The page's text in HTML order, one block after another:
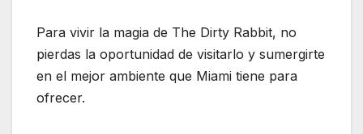
Para vivir la magia de The Dirty Rabbit, no
pierdas la oportunidad de visitarlo y sumergirte
en el mejor ambiente que Miami tiene para
ofrecer.